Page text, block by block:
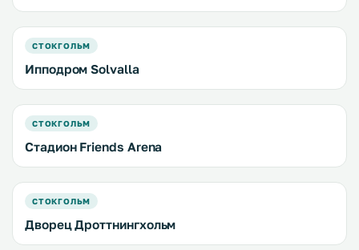
СТОКГОЛЬМ
Ипподром Solvalla
СТОКГОЛЬМ
Стадион Friends Arena
СТОКГОЛЬМ
Дворец Дроттнингхольм